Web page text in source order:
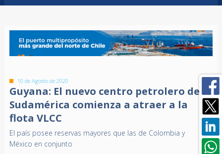
10 de Agosto de 2020
Guyana: El nuevo centro petrolero de
Sudamérica comienza a atraer a la
flota VLCC
El país posee reservas mayores que las de Colombia y
México en conjunto